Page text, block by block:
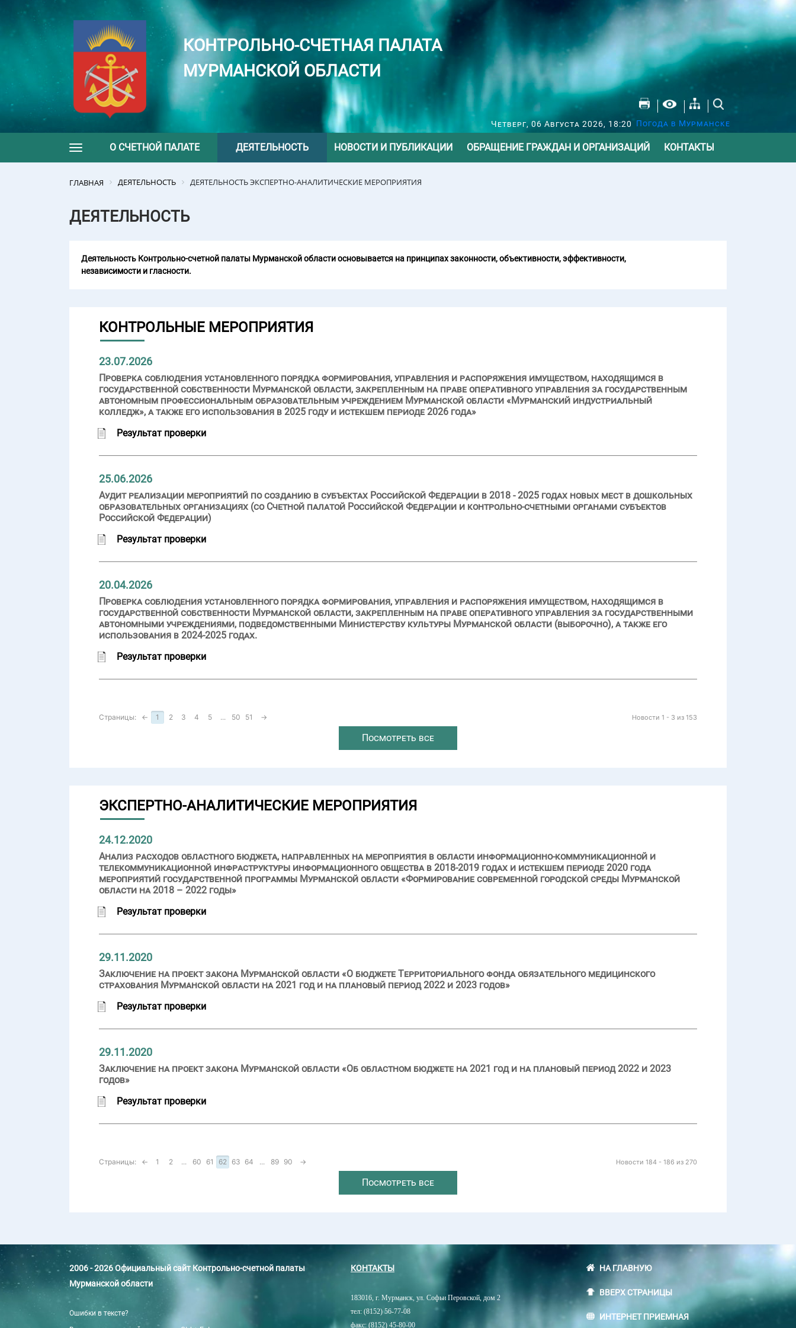
КОНТРОЛЬНО-СЧЕТНАЯ ПАЛАТА
МУРМАНСКОЙ ОБЛАСТИ
Четверг, 06 Августа 2026, 18:20 Погода в Мурманске
Toggle navigation
О СЧЕТНОЙ ПАЛАТЕ ДЕЯТЕЛЬНОСТЬ НОВОСТИ И ПУБЛИКАЦИИ ОБРАЩЕНИЕ ГРАЖДАН И ОРГАНИЗАЦИЙ КОНТАКТЫ
ГЛАВНАЯ ДЕЯТЕЛЬНОСТЬ ДЕЯТЕЛЬНОСТЬ ЭКСПЕРТНО-АНАЛИТИЧЕСКИЕ МЕРОПРИЯТИЯ
ДЕЯТЕЛЬНОСТЬ
Деятельность Контрольно-счетной палаты Мурманской области основывается на принципах законности, объективности, эффективности,
независимости и гласности.
КОНТРОЛЬНЫЕ МЕРОПРИЯТИЯ
23.07.2026
Проверка соблюдения установленного порядка формирования, управления и распоряжения имуществом, находящимся в
государственной собственности Мурманской области, закрепленным на праве оперативного управления за государственным
автономным профессиональным образовательным учреждением Мурманской области «Мурманский индустриальный
колледж», а также его использования в 2025 году и истекшем периоде 2026 года»
Результат проверки
25.06.2026
Аудит реализации мероприятий по созданию в субъектах Российской Федерации в 2018 - 2025 годах новых мест в дошкольных
образовательных организациях (со Счетной палатой Российской Федерации и контрольно-счетными органами субъектов
Российской Федерации)
Результат проверки
20.04.2026
Проверка соблюдения установленного порядка формирования, управления и распоряжения имуществом, находящимся в
государственной собственности Мурманской области, закрепленным на праве оперативного управления за государственными
автономными учреждениями, подведомственными Министерству культуры Мурманской области (выборочно), а также его
использования в 2024-2025 годах.
Результат проверки
Новости 1 - 3 из 153
Страницы: ← 1 2 3 4 5 ... 50 51 →
Посмотреть все
ЭКСПЕРТНО-АНАЛИТИЧЕСКИЕ МЕРОПРИЯТИЯ
24.12.2020
Анализ расходов областного бюджета, направленных на мероприятия в области информационно-коммуникационной и
телекоммуникационной инфраструктуры информационного общества в 2018-2019 годах и истекшем периоде 2020 года
мероприятий государственной программы Мурманской области «Формирование современной городской среды Мурманской
области на 2018 – 2022 годы»
Результат проверки
29.11.2020
Заключение на проект закона Мурманской области «О бюджете Территориального фонда обязательного медицинского
страхования Мурманской области на 2021 год и на плановый период 2022 и 2023 годов»
Результат проверки
29.11.2020
Заключение на проект закона Мурманской области «Об областном бюджете на 2021 год и на плановый период 2022 и 2023
годов»
Результат проверки
Новости 184 - 186 из 270
Страницы: ← 1 2 ... 60 61 62 63 64 ... 89 90 →
Посмотреть все
2006 - 2026 Официальный сайт Контрольно-счетной палаты
Мурманской области
Ошибки в тексте?
КОНТАКТЫ
183016, г. Мурманск, ул. Софьи Перовской, дом 2
тел: (8152) 56-77-08
факс: (8152) 45-80-00
НА ГЛАВНУЮ
ВВЕРХ СТРАНИЦЫ
ИНТЕРНЕТ ПРИЕМНАЯ